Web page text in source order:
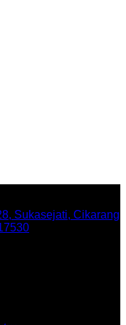
Sukasejati, Cikarang